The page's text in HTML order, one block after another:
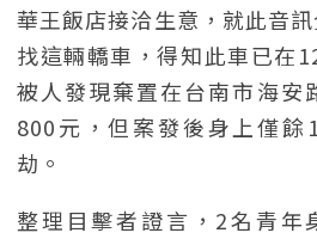
華王飯店接洽生意，就此音
找這輛轎車，得知此車已在
被人發現棄置在台南市海安
800元，但案發後身上僅餘
劫。
整理目擊者證言，2名青年